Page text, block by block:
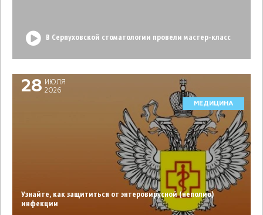
В Серпуховской стоматологии провели мастер-класс
28
ИЮЛЯ
2026
МЕДИЦИНА
Узнайте, как защититься от энтеровирусной (неполио)
инфекции